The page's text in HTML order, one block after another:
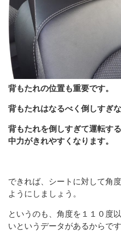
背もたれの位置も重要です。
背もたれはなるべく倒しすぎ
背もたれを倒しすぎて運転す
中力がきれやすくなります。
できれば、シートに対して角
ようにしましょう。
というのも、角度を１１０度
いというデータがあるからです